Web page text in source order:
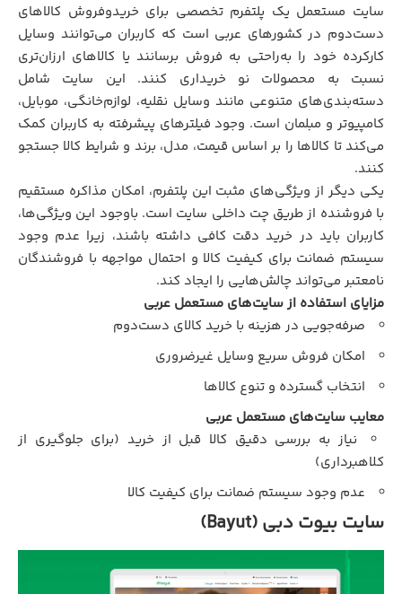
سایت مستعمل یک پلتفرم تخصصی برای خریدوفروش کالاهای
دست‌دوم در کشورهای عربی است که کاربران می‌توانند وسایل
کارکرده خود را به‌راحتی به فروش برسانند یا کالاهای ارزان‌تری
نسبت به محصولات نو خریداری کنند. این سایت شامل
دسته‌بندی‌های متنوعی مانند وسایل نقلیه، لوازم‌خانگی، موبایل،
کامپیوتر و مبلمان است. وجود فیلترهای پیشرفته به کاربران کمک
می‌کند تا کالاها را بر اساس قیمت، مدل، برند و شرایط کالا جستجو
کنند.
یکی دیگر از ویژگی‌های مثبت این پلتفرم، امکان مذاکره مستقیم
با فروشنده از طریق چت داخلی سایت است. باوجود این ویژگی‌ها،
کاربران باید در خرید دقت کافی داشته باشند، زیرا عدم وجود
سیستم ضمانت برای کیفیت کالا و احتمال مواجهه با فروشندگان
نامعتبر می‌تواند چالش‌هایی را ایجاد کند.
مزایای استفاده از سایت‌های مستعمل عربی
صرفه‌جویی در هزینه با خرید کالای دست‌دوم
امکان فروش سریع وسایل غیرضروری
انتخاب گسترده و تنوع کالاها
معایب سایت‌های مستعمل عربی
نیاز به بررسی دقیق کالا قبل از خرید (برای جلوگیری از
کلاهبرداری)
عدم وجود سیستم ضمانت برای کیفیت کالا
سایت بیوت دبی (Bayut)